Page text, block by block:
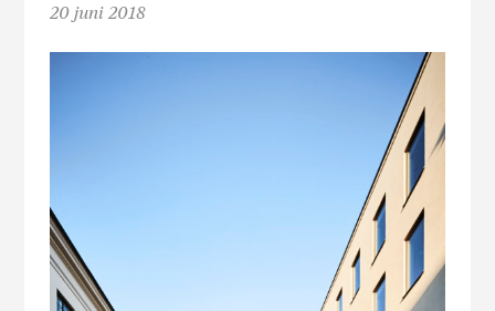
20 juni 2018